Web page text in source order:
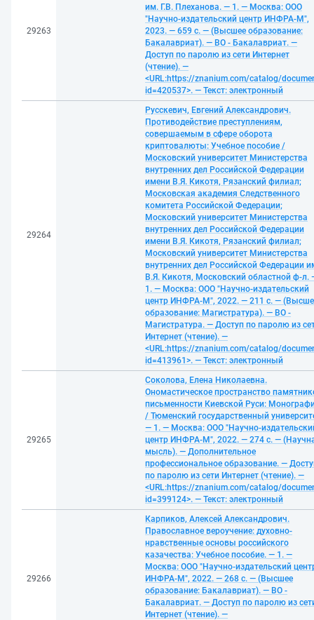
29263
им. Г.В. Плеханова. — 1. — Москва: ООО
"Научно-издательский центр ИНФРА-М",
2023. — 659 с. — (Высшее образование:
Бакалавриат). — ВО - Бакалавриат. —
Доступ по паролю из сети Интернет
(чтение). —
<URL:https://znanium.com/catalog/
id=420537>. — Текст: электронный
29264
Русскевич, Евгений Александрович.
Противодействие преступлениям,
совершаемым в сфере оборота
криптовалюты: Учебное пособие /
Московский университет Министерства
внутренних дел Российской Федерации
имени В.Я. Кикотя, Рязанский филиал;
Московская академия Следственного
комитета Российской Федерации;
Московский университет Министерства
внутренних дел Российской Федерации
имени В.Я. Кикотя, Рязанский филиал;
Московский университет Министерства
внутренних дел Российской Федерации
В.Я. Кикотя, Московский областной ф-л.
1. — Москва: ООО "Научно-издательский
центр ИНФРА-М", 2022. — 211 с. —
образование: Магистратура). — ВО -
Магистратура. — Доступ по паролю из
Интернет (чтение). —
<URL:https://znanium.com/catalog/
id=413961>. — Текст: электронный
29265
Соколова, Елена Николаевна.
Ономастическое пространство
письменности Киевской Руси:
/ Тюменский государственный
— 1. — Москва: ООО "Научно-
центр ИНФРА-М", 2022. — 274 с. —
мысль). — Дополнительное
профессиональное образование. —
по паролю из сети Интернет (чтение). —
<URL:https://znanium.com/catalog/
id=399124>. — Текст: электронный
29266
Карпиков, Алексей Александрович.
Православное вероучение: духовно-
нравственные основы российского
казачества: Учебное пособие. — 1. —
Москва: ООО "Научно-издательский
ИНФРА-М", 2022. — 268 с. — (Высшее
образование: Бакалавриат). — ВО -
Бакалавриат. — Доступ по паролю из
Интернет (чтение). —